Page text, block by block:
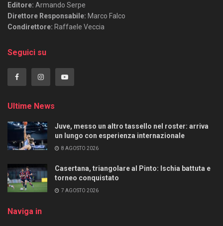
Editore: Armando Serpe
Direttore Responsabile: Marco Falco
Condirettore: Raffaele Veccia
Seguici su
Ultime News
Juve, messo un altro tassello nel roster: arriva
un lungo con esperienza internazionale
8 AGOSTO 2026
Casertana, triangolare al Pinto: Ischia battuta e
torneo conquistato
7 AGOSTO 2026
Naviga in